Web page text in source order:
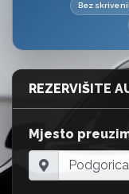
Bez
REZERVIŠITE
Mjesto